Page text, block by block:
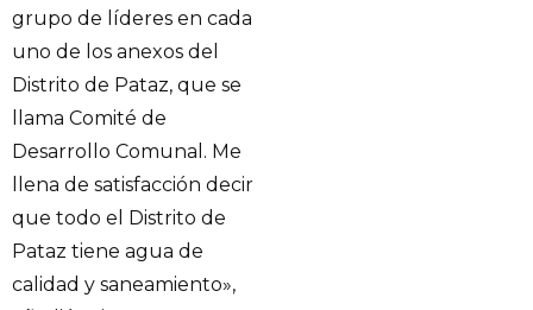
grupo de líderes en cada
uno de los anexos del
Distrito de Pataz, que se
llama Comité de
Desarrollo Comunal. Me
llena de satisfacción decir
que todo el Distrito de
Pataz tiene agua de
calidad y saneamiento»,